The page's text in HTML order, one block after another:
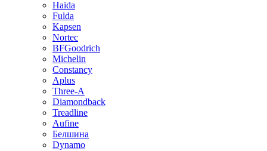
Haida
Fulda
Kapsen
Nortec
BFGoodrich
Michelin
Constancy
Aplus
Three-A
Diamondback
Treadline
Aufine
Белшина
Dynamo